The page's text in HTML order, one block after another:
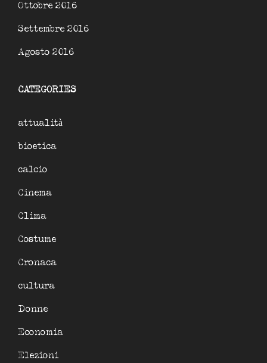
Ottobre 2016
Settembre 2016
Agosto 2016
CATEGORIES
attualità
bioetica
calcio
Cinema
Clima
Costume
Cronaca
cultura
Donne
Economia
Elezioni